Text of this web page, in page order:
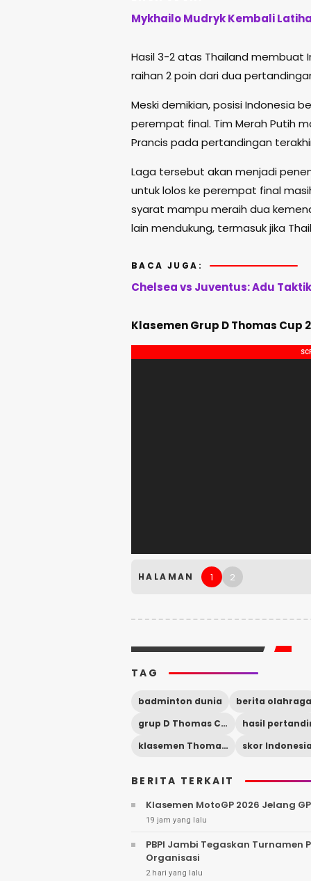
Mykhailo Mudryk Kembali
Hasil 3-2 atas Thailand membuat
raihan 2 poin dari dua
Meski demikian, posisi Indonesia
perempat final. Tim Merah Putih
Prancis pada pertandingan
Laga tersebut akan menjadi
untuk lolos ke perempat final
syarat mampu meraih dua
lain mendukung, termasuk jika
BACA JUGA:
Chelsea vs Juventus: Adu
Klasemen Grup D Thomas Cup
HALAMAN 1 2
TAG
badminton dunia
berita olahraga
grup D Thomas Cup
klasemen Thomas Cup
BERITA TERKAIT
Klasemen MotoGP 2026 Jelang
19 jam yang lalu
PBPI Jambi Tegaskan
Organisasi
2 hari yang lalu